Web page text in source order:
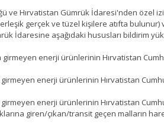
ve Hırvatistan Gümrük İdaresi'nden özel
gerçek ve tüzel kişilere atıfta bulunur)
İdaresine aşağıdaki hususları bildirim
girmeyen enerji ürünlerinin Hırvatistan
girmeyen enerji ürünlerinin Hırvatistan
girmeyen enerji ürünlerinin Hırvatistan
giren/çıkan/transit geçen malların